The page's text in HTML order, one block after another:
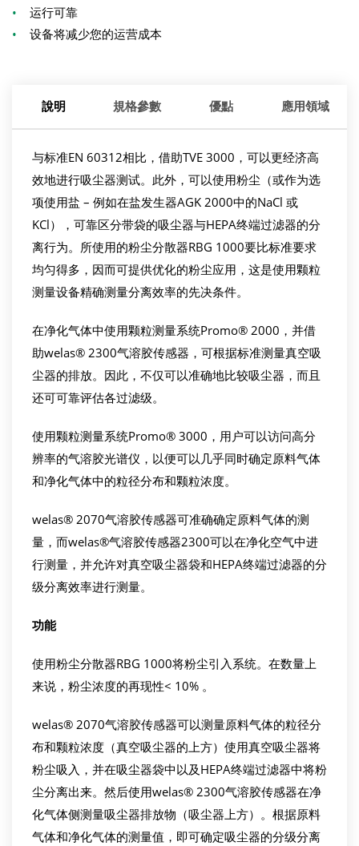
• 运行可靠
• 设备将减少您的运营成本
說明 規格參數 優點 應用領域
与标准EN 60312相比，借助TVE 3000，可以更经济高
效地进行吸尘器测试。此外，可以使用粉尘（或作为选
项使用盐 – 例如在盐发生器AGK 2000中的NaCl 或
KCl），可靠区分带袋的吸尘器与HEPA终端过滤器的分
离行为。所使用的粉尘分散器RBG 1000要比标准要求
均匀得多，因而可提供优化的粉尘应用，这是使用颗粒
测量设备精确测量分离效率的先决条件。
在净化气体中使用颗粒测量系统Promo® 2000，并借
助welas® 2300气溶胶传感器，可根据标准测量真空吸
尘器的排放。因此，不仅可以准确地比较吸尘器，而且
还可可靠评估各过滤级。
使用颗粒测量系统Promo® 3000，用户可以访问高分
辨率的气溶胶光谱仪，以便可以几乎同时确定原料气体
和净化气体中的粒径分布和颗粒浓度。
welas® 2070气溶胶传感器可准确确定原料气体的测
量，而welas®气溶胶传感器2300可以在净化空气中进
行测量，并允许对真空吸尘器袋和HEPA终端过滤器的分
级分离效率进行测量。
功能
使用粉尘分散器RBG 1000将粉尘引入系统。在数量上
来说，粉尘浓度的再现性< 10% 。
welas® 2070气溶胶传感器可以测量原料气体的粒径分
布和颗粒浓度（真空吸尘器的上方）使用真空吸尘器将
粉尘吸入，并在吸尘器袋中以及HEPA终端过滤器中将粉
尘分离出来。然后使用welas® 2300气溶胶传感器在净
化气体侧测量吸尘器排放物（吸尘器上方）。根据原料
气体和净化气体的测量值，即可确定吸尘器的分级分离